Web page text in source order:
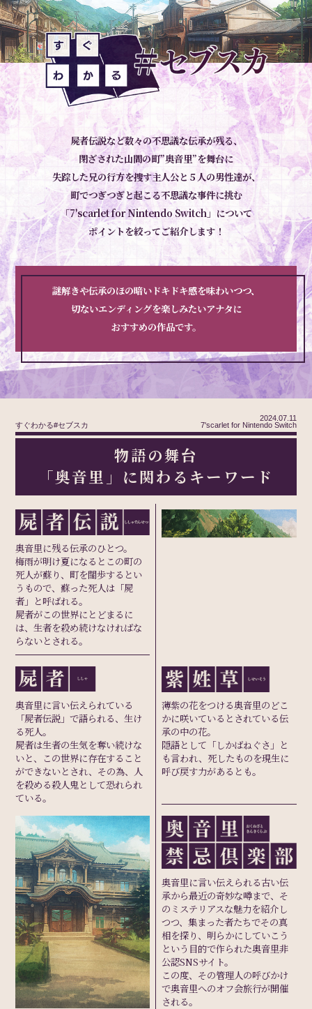
屍者伝説など数々の不思議な伝承が残る、
閉ざされた山間の町”奥音里”を舞台に
失踪した兄の行方を捜す主人公と５人の男性達が、
町でつぎつぎと起こる不思議な事件に挑む
「7'scarlet for Nintendo Switch」について
ポイントを絞ってご紹介します！
謎解きや伝承のほの暗いドキドキ感を味わいつつ、
切ないエンディングを楽しみたいアナタに
おすすめの作品です。
すぐわかる#セブスカ
2024.07.11
7'scarlet for Nintendo Switch
物語の舞台
「奥音里」に関わるキーワード
奥音里に残る伝承のひとつ。
梅雨が明け夏になるとこの町の
死人が蘇り、町を闊歩するとい
うもので、蘇った死人は「屍
者」と呼ばれる。
屍者がこの世界にとどまるに
は、生者を殺め続けなければな
らないとされる。
奥音里に言い伝えられている
「屍者伝説」で語られる、生け
る死人。
屍者は生者の生気を奪い続けな
いと、この世界に存在すること
ができないとされ、その為、人
を殺める殺人鬼として恐れられ
ている。
薄紫の花をつける奥音里のどこ
かに咲いているとされている伝
承の中の花。
隠語として「しかばねぐさ」と
も言われ、死したものを現生に
呼び戻す力があるとも。
奥音里に言い伝えられる古い伝
承から最近の奇妙な噂まで、そ
のミステリアスな魅力を紹介し
つつ、集まった者たちでその真
相を探り、明らかにしていこう
という目的で作られた奥音里非
公認SNSサイト。
この度、その管理人の呼びかけ
で奥音里へのオフ会旅行が開催
される。